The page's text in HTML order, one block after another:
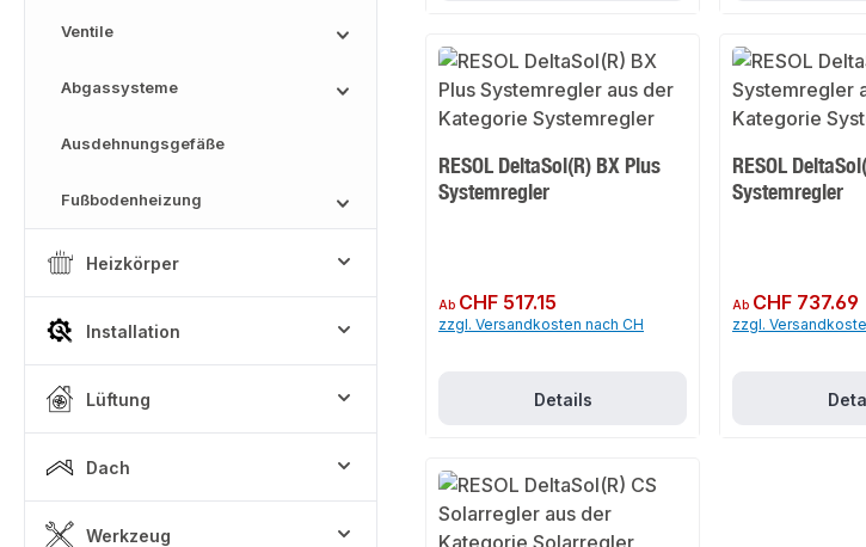
Ventile
Abgassysteme
Ausdehnungsgefäße
Fußbodenheizung
Heizkörper
Installation
Lüftung
Dach
Werkzeug
RESOL DeltaSol(R) BX Plus
Systemregler
Regulärer Preis:
Ab CHF 517.15
zzgl. Versandkosten nach CH
Details
RESOL
Systemregler
Regulärer Preis:
Ab CHF 737.69
zzgl.